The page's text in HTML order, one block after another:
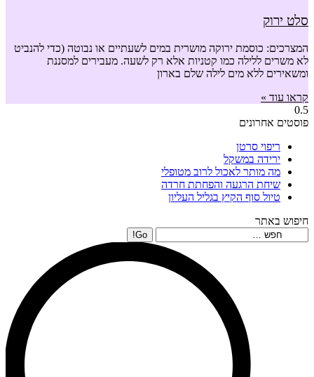
סלט ירוק
המצרכים: כוסמת ירוקה מושרית במים לשעתיים או נבוטה (כדי להנביט
לא משרים ללילה כמו קטניות אלא רק לשעה. מעבירים למסננת
ומשאירים ללא מים לילה שלם בארון
קראו עוד »
פוסטים אחרונים
ריפוי סרטן
ירידה במשקל
מה מותר לאכול לרוב מטופלי
שיחת הרגעה והפחתת חרדה
טיול סוף הקיץ בגליל העליון
חיפוש באתר
Search: